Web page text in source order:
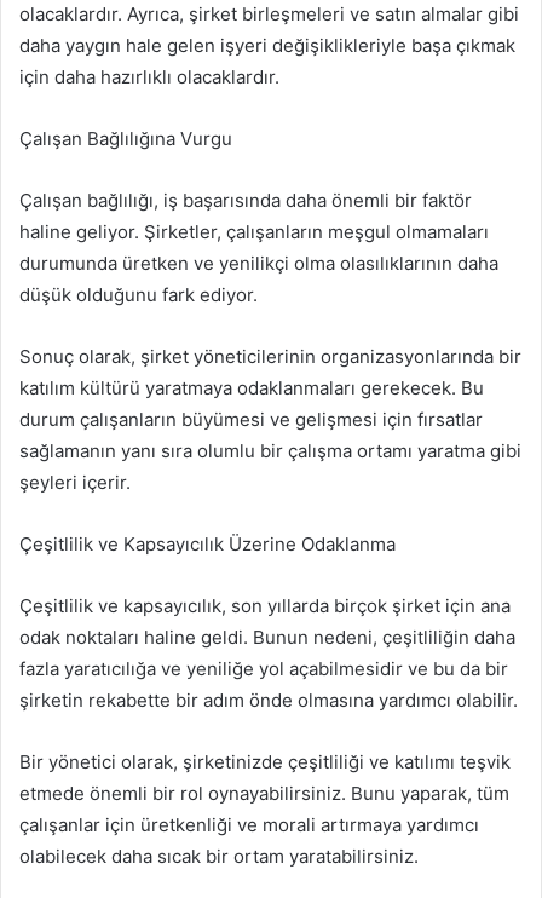
olacaklardır. Ayrıca, şirket birleşmeleri ve satın almalar gibi
daha yaygın hale gelen işyeri değişiklikleriyle başa çıkmak
için daha hazırlıklı olacaklardır.
Çalışan Bağlılığına Vurgu
Çalışan bağlılığı, iş başarısında daha önemli bir faktör
haline geliyor. Şirketler, çalışanların meşgul olmamaları
durumunda üretken ve yenilikçi olma olasılıklarının daha
düşük olduğunu fark ediyor.
Sonuç olarak, şirket yöneticilerinin organizasyonlarında bir
katılım kültürü yaratmaya odaklanmaları gerekecek. Bu
durum çalışanların büyümesi ve gelişmesi için fırsatlar
sağlamanın yanı sıra olumlu bir çalışma ortamı yaratma gibi
şeyleri içerir.
Çeşitlilik ve Kapsayıcılık Üzerine Odaklanma
Çeşitlilik ve kapsayıcılık, son yıllarda birçok şirket için ana
odak noktaları haline geldi. Bunun nedeni, çeşitliliğin daha
fazla yaratıcılığa ve yeniliğe yol açabilmesidir ve bu da bir
şirketin rekabette bir adım önde olmasına yardımcı olabilir.
Bir yönetici olarak, şirketinizde çeşitliliği ve katılımı teşvik
etmede önemli bir rol oynayabilirsiniz. Bunu yaparak, tüm
çalışanlar için üretkenliği ve morali artırmaya yardımcı
olabilecek daha sıcak bir ortam yaratabilirsiniz.